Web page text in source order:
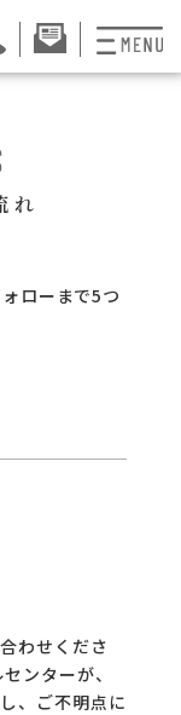
整理収納サービス
ご契約者さま限定サ
お知らせ
れ
ローまで5つ
わせくださ
ンターが、
、ご不明点に